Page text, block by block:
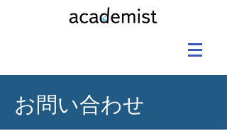
お問い合わせ